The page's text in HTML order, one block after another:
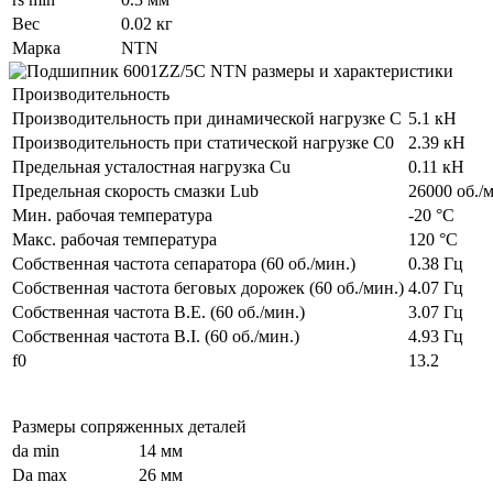
Вес
0.02 кг
Марка
NTN
Производительность
Производительность при динамической нагрузке C 5.1 кН
Производительность при статической нагрузке C0
2.39 кН
Предельная усталостная нагрузка Cu
0.11 кН
Предельная скорость смазки Lub
26000 об./
Мин. рабочая температура
-20 °C
Макс. рабочая температура
120 °C
Собственная частота сепаратора (60 об./мин.)
0.38 Гц
Собственная частота беговых дорожек (60 об./мин.) 4.07 Гц
Собственная частота B.E. (60 об./мин.)
3.07 Гц
Собственная частота B.I. (60 об./мин.)
4.93 Гц
f0
13.2
Размеры сопряженных деталей
da min
14 мм
Da max
26 мм